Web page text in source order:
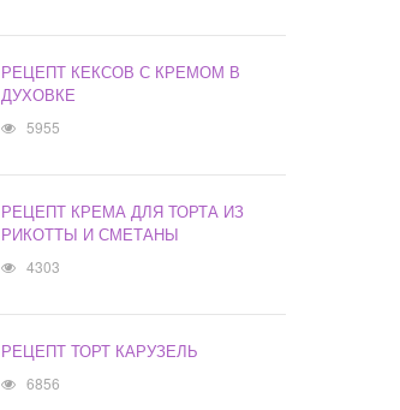
РЕЦЕПТ КЕКСОВ С КРЕМОМ В
ДУХОВКЕ
5955
РЕЦЕПТ КРЕМА ДЛЯ ТОРТА ИЗ
РИКОТТЫ И СМЕТАНЫ
4303
РЕЦЕПТ ТОРТ КАРУЗЕЛЬ
6856